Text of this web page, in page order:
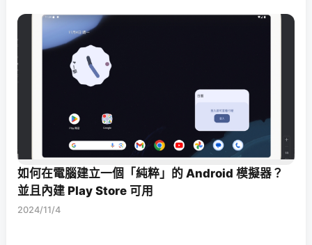
如何在電腦建立一個「純粹」的 Android 模擬器？
並且內建 Play Store 可用
2024/11/4